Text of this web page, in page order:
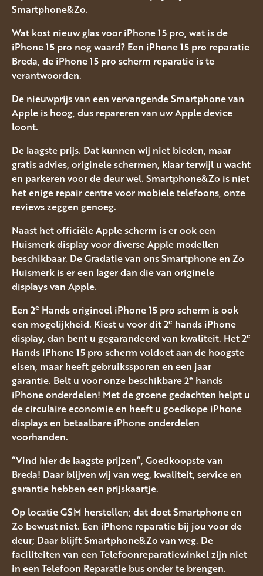
Smartphone&Zo.
Wat kost nieuw glas voor iPhone 15 pro, wat is de
iPhone 15 pro nog waard? Een iPhone 15 pro reparatie
Breda, de iPhone 15 pro scherm reparatie is te
verantwoorden.
De nieuwprijs van een vervangende Smartphone van
Apple is hoog, dus repareren van uw Apple device
loont.
De laagste prijs. Dat kunnen wij niet bieden, maar
gratis advies, originele schermen, klaar terwijl u wacht
en parkeren voor de deur wel. Smartphone&Zo is niet
het enige repair centre voor mobiele telefoons, onze
reviews zeggen genoeg.
Naast het officiële Apple scherm is er ook een
Huismerk display voor diverse Apple modellen
beschikbaar. De Gradatie van ons Smartphone en Zo
Huismerk is er een lager dan die van originele
displays van Apple.
Een 2e Hands origineel iPhone 15 pro scherm is ook
een mogelijkheid. Kiest u voor dit 2e hands iPhone
display, dan bent u gegarandeerd van kwaliteit. Het 2e
Hands iPhone 15 pro scherm voldoet aan de hoogste
eisen, maar heeft gebruikssporen en een jaar
garantie. Belt u voor onze beschikbare 2e hands
iPhone onderdelen! Met de groene gedachten helpt u
de circulaire economie en heeft u goedkope iPhone
displays en betaalbare iPhone onderdelen
voorhanden.
“Vind hier de laagste prijzen”, Goedkoopste van
Breda! Daar blijven wij van weg, kwaliteit, service en
garantie hebben een prijskaartje.
Op locatie GSM herstellen; dat doet Smartphone en
Zo bewust niet. Een iPhone reparatie bij jou voor de
deur; Daar blijft Smartphone&Zo van weg. De
faciliteiten van een Telefoonreparatiewinkel zijn niet
in een Telefoon Reparatie bus onder te brengen.